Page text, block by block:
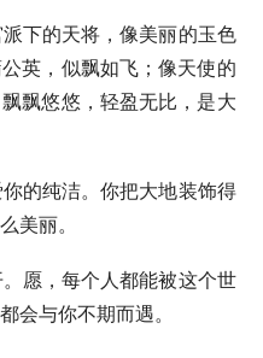
下的天将，像美丽的玉色
英，似飘如飞；像天使的
飘悠悠，轻盈无比，是大
的纯洁。你把大地装饰得
美丽。
愿，每个人都能被这个世
会与你不期而遇。